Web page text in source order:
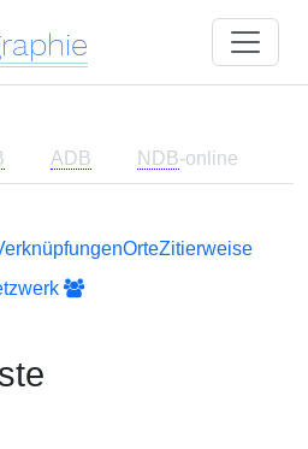
ADB NDB-online
OrteZitierweise